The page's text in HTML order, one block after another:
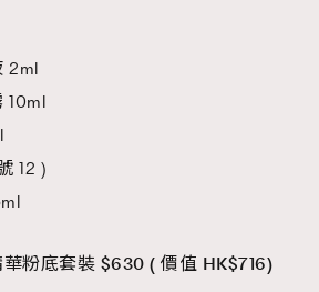
2ml
10ml
12 )
粉底套裝 $630 ( 價值 HK$716)